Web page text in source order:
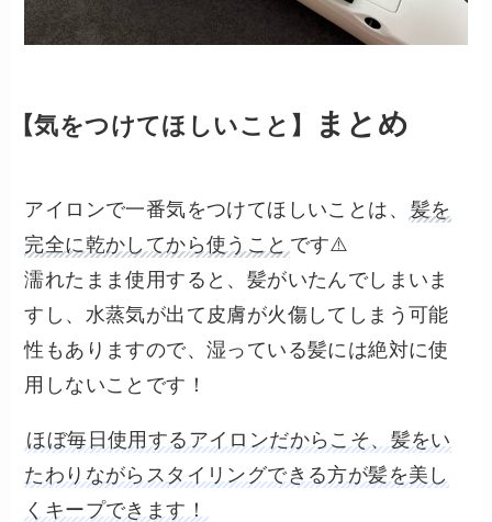
【気をつけてほしいこと】 まとめ
アイロンで一番気をつけてほしいことは、 髪を
完全に乾かしてから使うこと です⚠️
濡れたまま使用すると、髪がいたんでしまいま
すし、水蒸気が出て皮膚が火傷してしまう可能
性もありますので、湿っている髪には絶対に使
用しないことです！
ほぼ毎日使用するアイロンだからこそ、髪をい
たわりながらスタイリングできる方が髪を美し
くキープできます！